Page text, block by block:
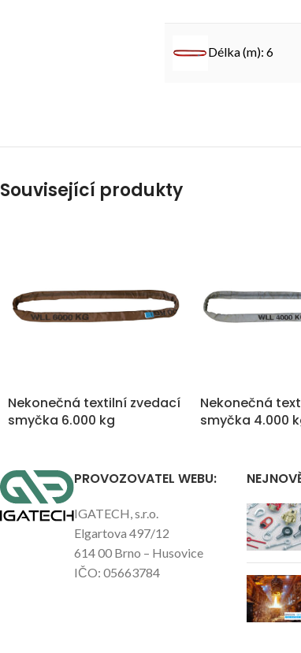
Délka (m): 6
Související produkty
Nekonečná textilní zvedací
smyčka 6.000 kg
Nekonečná
smyčka 4.000
PROVOZOVATEL WEBU:
IGATECH, s.r.o.
Elgartova 497/12
614 00 Brno – Husovice
IČO: 05663784